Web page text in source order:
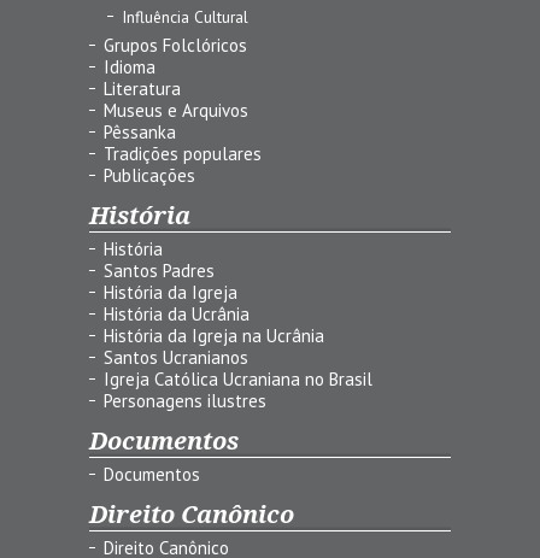
Influência Cultural
Grupos Folclóricos
Idioma
Literatura
Museus e Arquivos
Pêssanka
Tradições populares
Publicações
História
História
Santos Padres
História da Igreja
História da Ucrânia
História da Igreja na Ucrânia
Santos Ucranianos
Igreja Católica Ucraniana no Brasil
Personagens ilustres
Documentos
Documentos
Direito Canônico
Direito Canônico